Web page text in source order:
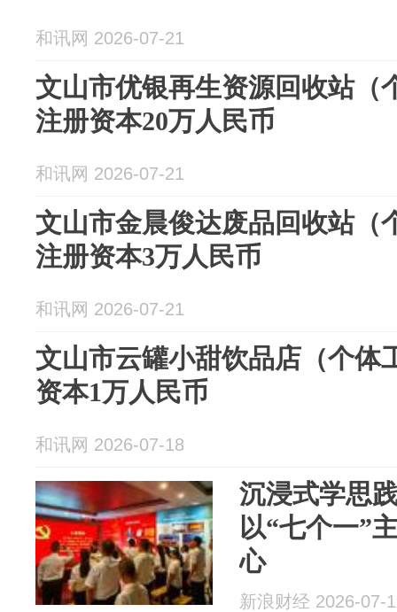
和讯网 2026-07-21
文山市优银再生资源回收站（
注册资本20万人民币
和讯网 2026-07-21
文山市金晨俊达废品回收站（
注册资本3万人民币
和讯网 2026-07-21
文山市云罐小甜饮品店（个体
资本1万人民币
和讯网 2026-07-18
沉浸式学思
以“七个一”
心
新浪财经 2026-07-